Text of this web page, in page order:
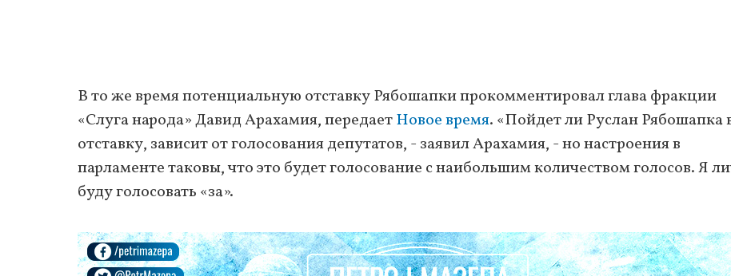
В то же время потенциальную отставку Рябошапки прокомментировал глава фракции
«Слуга народа» Давид Арахамия, передаетНовое время. «Пойдет ли Руслан Рябошапка
отставку, зависит от голосования депутатов, - заявил Арахамия, - но настроения в
парламенте таковы, что это будет голосование с наибольшим количеством голосов. Я
буду голосовать «за».